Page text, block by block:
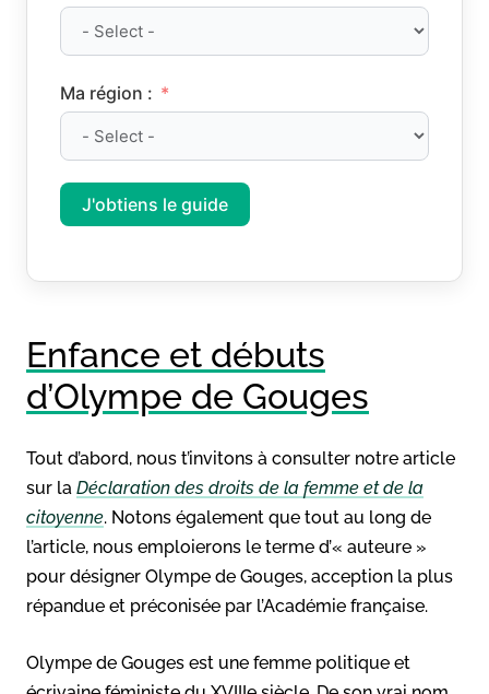
Ma région :
J'obtiens le guide
Enfance et débuts
d’Olympe de Gouges
Tout d’abord, nous t’invitons à consulter notre article
sur la Déclaration des droits de la femme et de la
citoyenne. Notons également que tout au long de
l’article, nous emploierons le terme d’« auteure »
pour désigner Olympe de Gouges, acception la plus
répandue et préconisée par l’Académie française.
Olympe de Gouges est une femme politique et